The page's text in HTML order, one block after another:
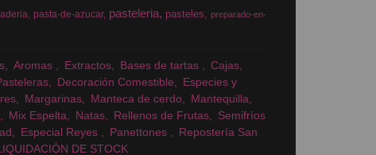
pasta-de-azucar pasteleria pasteles
preparado-en-
Aromas Extractos Bases de tartas
Cajas
Decoración Comestible
Especies y
Margarinas Manteca de cerdo
Mantequilla
Mix Espelta Natas Rellenos de Frutas
Semifríos
Especial Reyes Panettones
Repostería San
DE STOCK